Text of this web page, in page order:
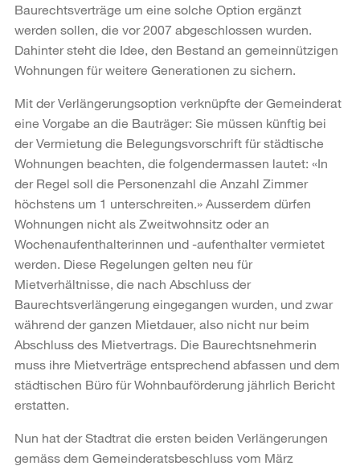
Baurechtsverträge um eine solche Option ergänzt
werden sollen, die vor 2007 abgeschlossen wurden.
Dahinter steht die Idee, den Bestand an gemeinnützigen
Wohnungen für weitere Generationen zu sichern.
Mit der Verlängerungsoption verknüpfte der Gemeinderat
eine Vorgabe an die Bauträger: Sie müssen künftig bei
der Vermietung die Belegungsvorschrift für städtische
Wohnungen beachten, die folgendermassen lautet: «In
der Regel soll die Personenzahl die Anzahl Zimmer
höchstens um 1 unterschreiten.» Ausserdem dürfen
Wohnungen nicht als Zweitwohnsitz oder an
Wochenaufenthalterinnen und -aufenthalter vermietet
werden. Diese Regelungen gelten neu für
Mietverhältnisse, die nach Abschluss der
Baurechtsverlängerung eingegangen wurden, und zwar
während der ganzen Mietdauer, also nicht nur beim
Abschluss des Mietvertrags. Die Baurechtsnehmerin
muss ihre Mietverträge entsprechend abfassen und dem
städtischen Büro für Wohnbauförderung jährlich Bericht
erstatten.
Nun hat der Stadtrat die ersten beiden Verlängerungen
gemäss dem Gemeinderatsbeschluss vom März